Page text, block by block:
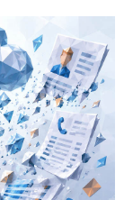
habitual —